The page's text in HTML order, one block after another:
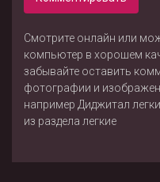
Смотрите онлайн или
компьютер в хорошем
забывайте оставить
фотографии и
например Диджитал
из раздела легкие